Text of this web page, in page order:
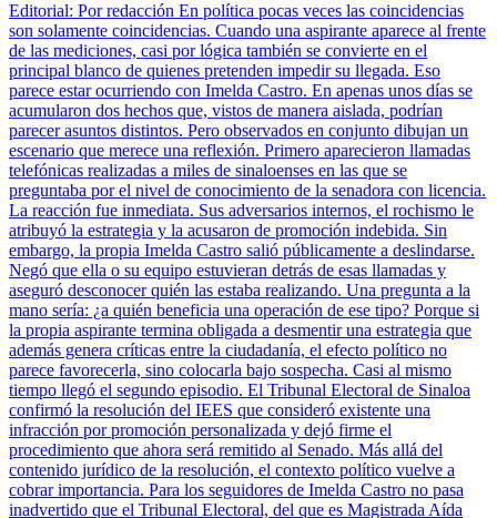
Editorial: Por redacción En política pocas veces las coincidencias
son solamente coincidencias. Cuando una aspirante aparece al frente
de las mediciones, casi por lógica también se convierte en el
principal blanco de quienes pretenden impedir su llegada. Eso
parece estar ocurriendo con Imelda Castro. En apenas unos días se
acumularon dos hechos que, vistos de manera aislada, podrían
parecer asuntos distintos. Pero observados en conjunto dibujan un
escenario que merece una reflexión. Primero aparecieron llamadas
telefónicas realizadas a miles de sinaloenses en las que se
preguntaba por el nivel de conocimiento de la senadora con licencia.
La reacción fue inmediata. Sus adversarios internos, el rochismo le
atribuyó la estrategia y la acusaron de promoción indebida. Sin
embargo, la propia Imelda Castro salió públicamente a deslindarse.
Negó que ella o su equipo estuvieran detrás de esas llamadas y
aseguró desconocer quién las estaba realizando. Una pregunta a la
mano sería: ¿a quién beneficia una operación de ese tipo? Porque si
la propia aspirante termina obligada a desmentir una estrategia que
además genera críticas entre la ciudadanía, el efecto político no
parece favorecerla, sino colocarla bajo sospecha. Casi al mismo
tiempo llegó el segundo episodio. El Tribunal Electoral de Sinaloa
confirmó la resolución del IEES que consideró existente una
infracción por promoción personalizada y dejó firme el
procedimiento que ahora será remitido al Senado. Más allá del
contenido jurídico de la resolución, el contexto político vuelve a
cobrar importancia. Para los seguidores de Imelda Castro no pasa
inadvertido que el Tribunal Electoral, del que es Magistrada Aída